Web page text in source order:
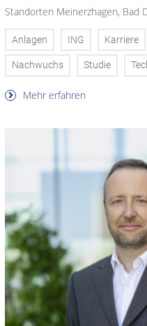
Standorten Meinerzhagen, Bad
Anlagen ING Karriere
Nachwuchs Studie
Mehr erfahren